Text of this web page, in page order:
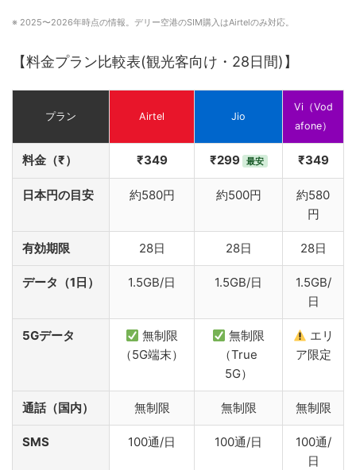
※ 2025〜2026年時点の情報。デリー空港のSIM購入はAirtelのみ対応。
【料金プラン比較表(観光客向け・28日間)】
プラン Airtel Jio
Vi（Vod
afone）
料金（₹） ₹349 ₹299 最安 ₹349
日本円の目安 約580円 約500円
約580
円
有効期限 28日 28日 28日
データ（1日） 1.5GB/日 1.5GB/日
1.5GB/
日
5Gデータ
無制限
（5G端末）
無制限
（True
5G）
エリ
ア限定
通話（国内） 無制限 無制限 無制限
SMS 100通/日 100通/日
100通/
日